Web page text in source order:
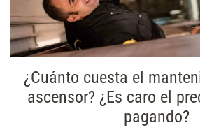
¿Cuánto cuesta el
ascensor? ¿Es caro el
pagando?